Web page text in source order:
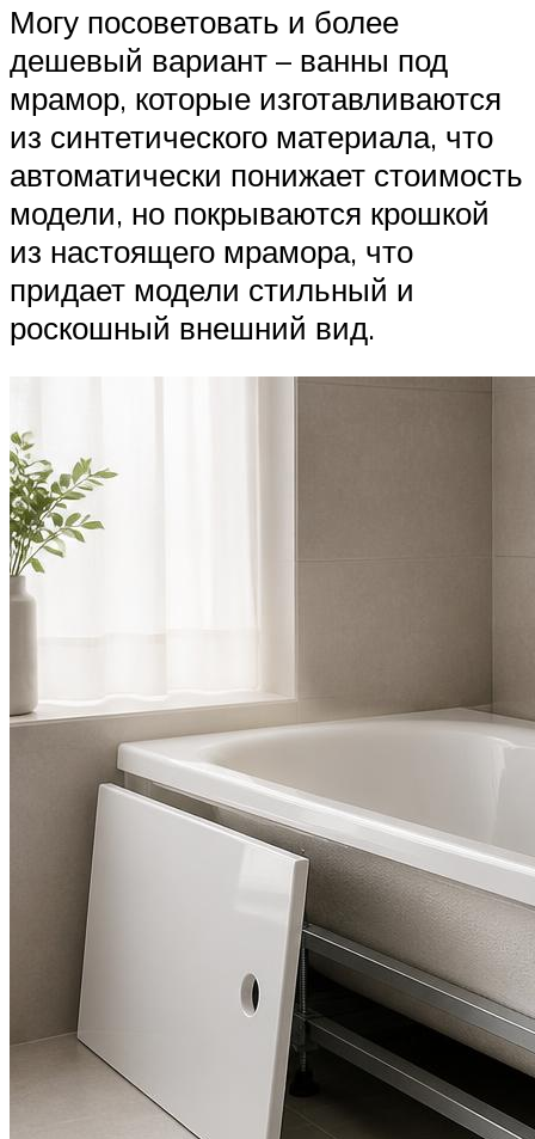
Могу посоветовать и более
дешевый вариант – ванны под
мрамор, которые изготавливаются
из синтетического материала, что
автоматически понижает стоимость
модели, но покрываются крошкой
из настоящего мрамора, что
придает модели стильный и
роскошный внешний вид.